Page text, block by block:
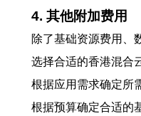
4. 其他附加费用
除了基础资源费用、
选择合适的香港混合
根据应用需求确定所
根据预算确定合适的